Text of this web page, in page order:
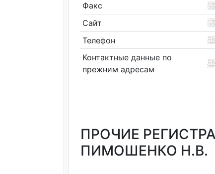
Факс
Сайт
Телефон
Контактные данные по
прежним адресам
ПРОЧИЕ
ПИМОШЕНКО Н.В.